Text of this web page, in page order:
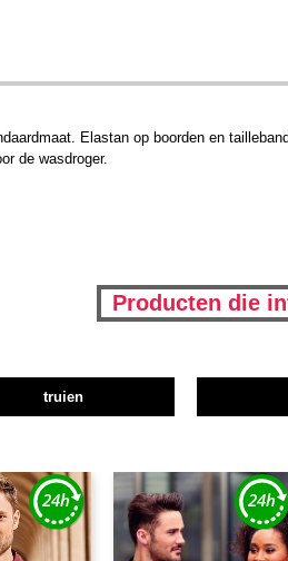
Elastan op boorden en
de wasdroger.
Producten die
truien